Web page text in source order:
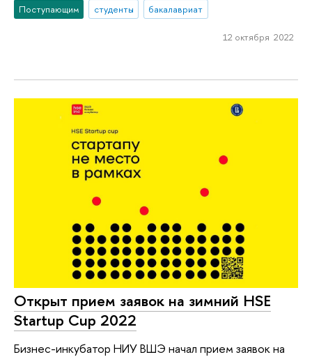
Поступающим студенты бакалавриат
12 октября 2022
Открыт прием заявок на зимний HSE
Startup Cup 2022
Бизнес-инкубатор НИУ ВШЭ начал прием заявок на